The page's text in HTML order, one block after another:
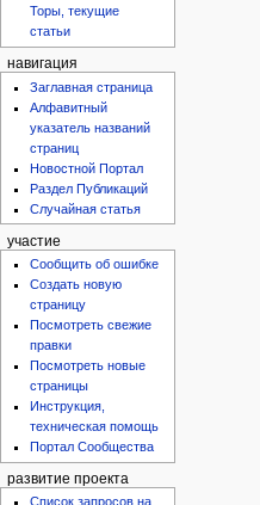
Торы, текущие
статьи
навигация
Заглавная страница
Алфавитный
указатель названий
страниц
Новостной Портал
Раздел Публикаций
Случайная статья
участие
Сообщить об ошибке
Создать новую
страницу
Посмотреть свежие
правки
Посмотреть новые
страницы
Инструкция,
техническая помощь
Портал Сообщества
развитие проекта
Список запросов на